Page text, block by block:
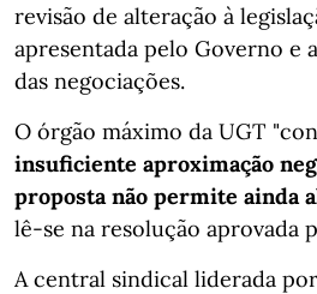
revisão de alteração à
apresentada pelo Governo e
das negociações.
O órgão máximo da UGT
insuficiente aproximação
proposta não permite ainda
lê-se na resolução aprovada
A central sindical liderada